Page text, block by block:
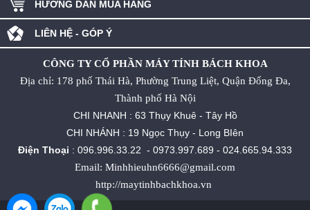
HƯỚNG DẪN MUA HÀNG
LIÊN HỆ - GÓP Ý
CÔNG TY CỔ PHẦN MÁY TÍNH BÁCH KHOA
Địa chỉ: 178 phố Thái Hà, Phường Trung Liệt, Quận Đống Đa,
Thành phố Hà Nội
CHI NHANH : 63 Thụy Khuê - Tây Hồ
CHI NHÁNH : 19 Ngọc Thụy - Long BIên
Điện Thoại : 096.996.33.22 - 0973.997.689 - 024.665.94.333
Email: Minhhieuhn6666@gmail.com
http://maytinhbachkhoa.vn